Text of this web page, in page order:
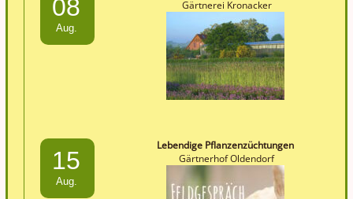
08
Aug.
Gärtnerei Kronacker
15
Aug.
Lebendige Pflanzenzüchtungen
Gärtnerhof Oldendorf